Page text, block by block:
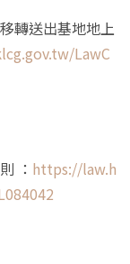
轉送出基地地上
LawC
： https://law.h